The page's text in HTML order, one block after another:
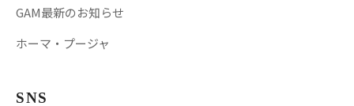
GAM最新のお知らせ
ホーマ・プージャ
SNS